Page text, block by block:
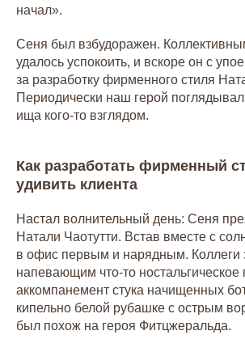
начал».
Сеня был взбудоражен.
удалось успокоить, и вскоре он с
за разработку фирменного стиля
Периодически наш герой
ища кого-то взглядом.
Как разработать фирменный
удивить клиента
Настал волнительный день: Сеня
Натали Чаотутти. Встав вместе с
в офис первым и нарядным. Коллеги
напевающим что-то ностальгическое
аккомпанемент стука начищенных
кипельно белой рубашке с острым
был похож на героя Фитцжеральда.